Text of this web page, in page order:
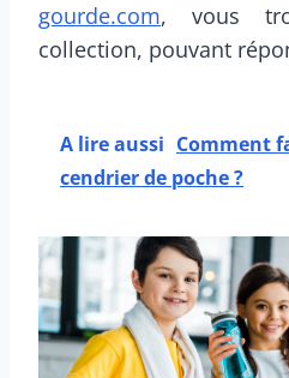
gourde.com, vous
collection, pouvant
A lire aussi Comment
cendrier de poche ?